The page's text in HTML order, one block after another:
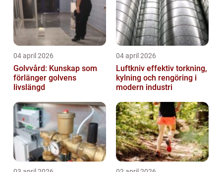
04 april 2026
Golvvård: Kunskap som
förlänger golvens
livslängd
04 april 2026
Luftkniv effektiv torkning,
kylning och rengöring i
modern industri